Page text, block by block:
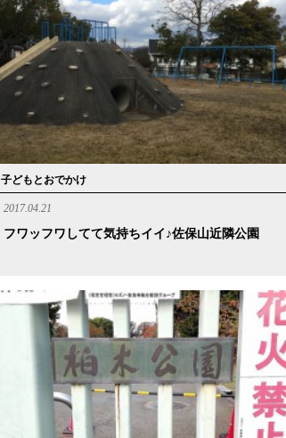
子どもとおでかけ
2017.04.21
フワッフワしてて気持ちイイ♪佐保山近隣公園